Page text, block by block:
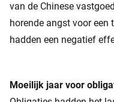
van de Chinese
horende angst voor
hadden een negatief
Moeilijk jaar voor